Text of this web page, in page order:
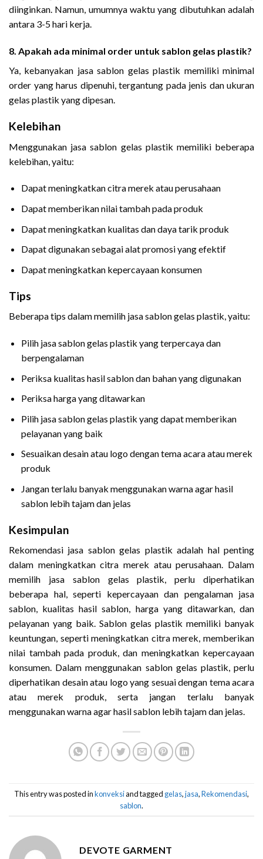
diinginkan. Namun, umumnya waktu yang dibutuhkan adalah
antara 3-5 hari kerja.
8. Apakah ada minimal order untuk sablon gelas plastik?
Ya, kebanyakan jasa sablon gelas plastik memiliki minimal
order yang harus dipenuhi, tergantung pada jenis dan ukuran
gelas plastik yang dipesan.
Kelebihan
Menggunakan jasa sablon gelas plastik memiliki beberapa
kelebihan, yaitu:
Dapat meningkatkan citra merek atau perusahaan
Dapat memberikan nilai tambah pada produk
Dapat meningkatkan kualitas dan daya tarik produk
Dapat digunakan sebagai alat promosi yang efektif
Dapat meningkatkan kepercayaan konsumen
Tips
Beberapa tips dalam memilih jasa sablon gelas plastik, yaitu:
Pilih jasa sablon gelas plastik yang terpercaya dan
berpengalaman
Periksa kualitas hasil sablon dan bahan yang digunakan
Periksa harga yang ditawarkan
Pilih jasa sablon gelas plastik yang dapat memberikan
pelayanan yang baik
Sesuaikan desain atau logo dengan tema acara atau merek
produk
Jangan terlalu banyak menggunakan warna agar hasil
sablon lebih tajam dan jelas
Kesimpulan
Rekomendasi jasa sablon gelas plastik adalah hal penting
dalam meningkatkan citra merek atau perusahaan. Dalam
memilih jasa sablon gelas plastik, perlu diperhatikan
beberapa hal, seperti kepercayaan dan pengalaman jasa
sablon, kualitas hasil sablon, harga yang ditawarkan, dan
pelayanan yang baik. Sablon gelas plastik memiliki banyak
keuntungan, seperti meningkatkan citra merek, memberikan
nilai tambah pada produk, dan meningkatkan kepercayaan
konsumen. Dalam menggunakan sablon gelas plastik, perlu
diperhatikan desain atau logo yang sesuai dengan tema acara
atau merek produk, serta jangan terlalu banyak
menggunakan warna agar hasil sablon lebih tajam dan jelas.
This entry was posted inkonveksiand tagged gelas,jasa,Rekomendasi,
sablon.
DEVOTE GARMENT